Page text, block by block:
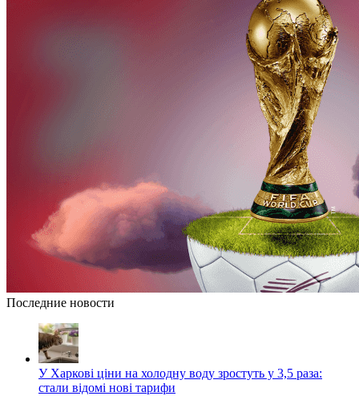
Последние новости
У Харкові ціни на холодну воду зростуть у 3,5 раза:
стали відомі нові тарифи